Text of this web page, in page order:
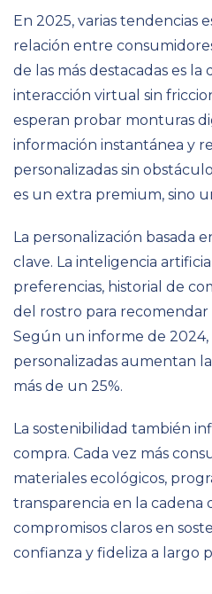
En 2025, varias tendencias
relación entre
de las más destacadas es
interacción virtual sin
esperan probar monturas
información instantánea y
personalizadas sin
es un extra premium, sino
La personalización basada
clave. La inteligencia
preferencias, historial de
del rostro para recomendar
Según un informe de 2024,
personalizadas aumentan
más de un 25%.
La sostenibilidad también
compra. Cada vez más
materiales ecológicos,
transparencia en la cadena
compromisos claros en
confianza y fideliza a largo